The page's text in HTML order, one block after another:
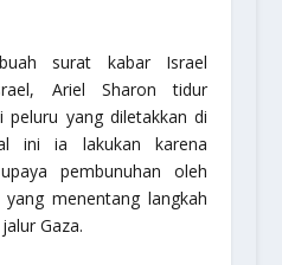
surat kabar Israel
Ariel Sharon tidur
peluru yang diletakkan di
ini ia lakukan karena
pembunuhan oleh
menentang langkah
Gaza.